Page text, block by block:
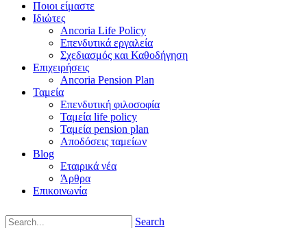
Ποιοι είμαστε
Ιδιώτες
Ancoria Life Policy
Επενδυτικά εργαλεία
Σχεδιασμός και Καθοδήγηση
Επιχειρήσεις
Ancoria Pension Plan
Ταμεία
Επενδυτική φιλοσοφία
Ταμεία life policy
Ταμεία pension plan
Αποδόσεις ταμείων
Blog
Εταιρικά νέα
Άρθρα
Επικοινωνία
Search